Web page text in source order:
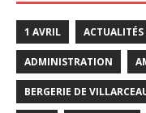
1 AVRIL
ADMINISTRATION
BERGERIE DE